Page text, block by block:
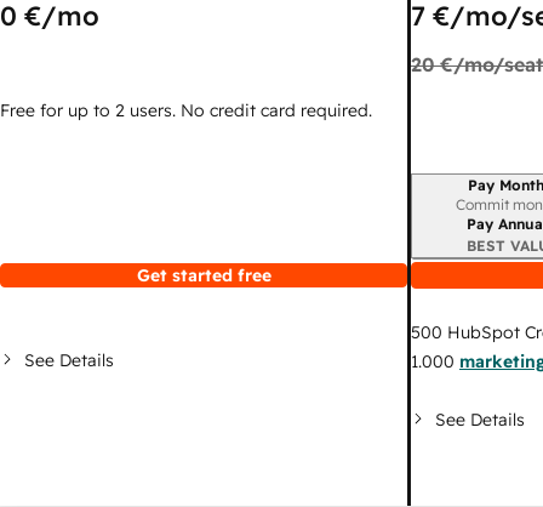
0 €/mo
Free for up to 2 users. No credit card required.
Get started free
See Details
7 €/mo/
20 €/mo/seat
Billing period
Pay
Commit
Pay
BEST
500 HubSpot
1.000
See Details